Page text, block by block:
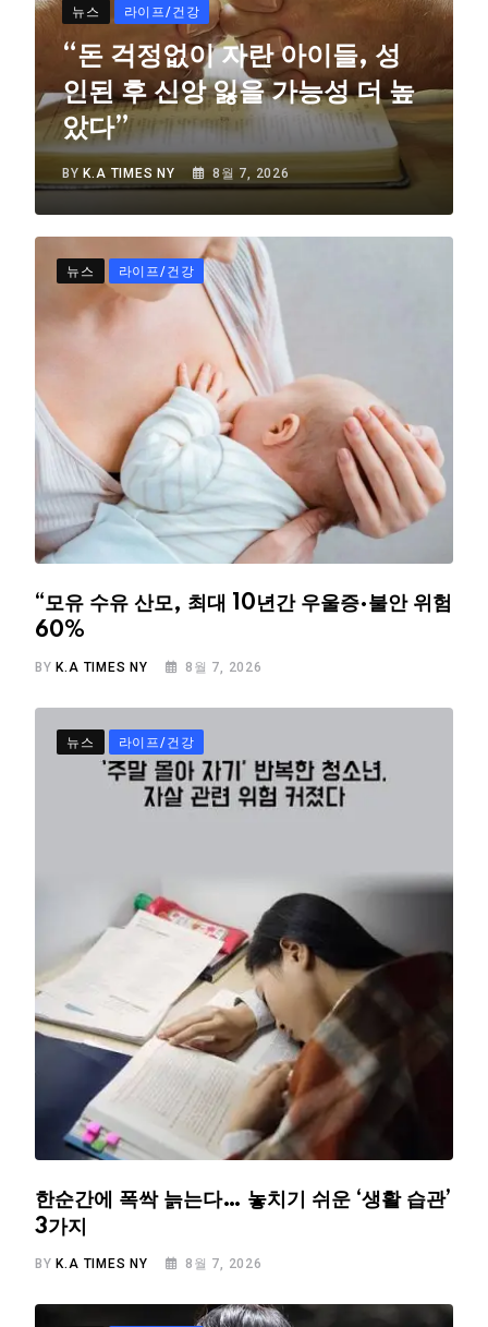
뉴스 라이프/건강
“돈 걱정없이 자란 아이들, 성
인된 후 신앙 잃을 가능성 더 높
았다”
BY K.A TIMES NY 8월 7, 2026
뉴스 라이프/건강
“모유 수유 산모, 최대 10년간 우울증·불안 위험
60%
BY K.A TIMES NY 8월 7, 2026
뉴스 라이프/건강
한순간에 폭싹 늙는다… 놓치기 쉬운 ‘생활 습관’
3가지
BY K.A TIMES NY 8월 7, 2026